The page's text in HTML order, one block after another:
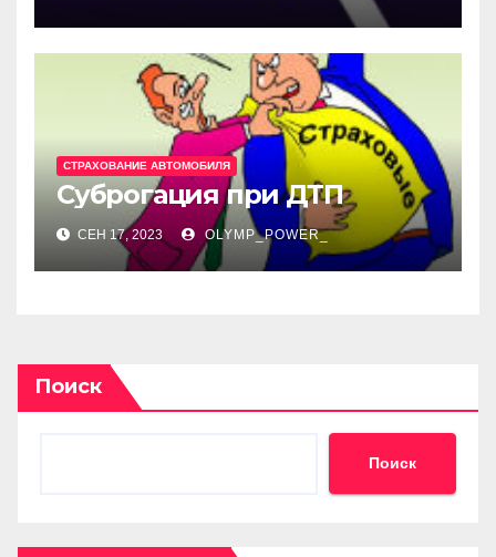
СТРАХОВАНИЕ АВТОМОБИЛЯ
Суброгация при ДТП
СЕН 17, 2023 OLYMP_POWER_
Поиск
Поиск